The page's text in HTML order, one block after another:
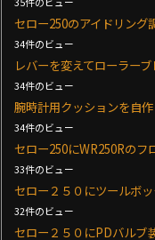
セロー250のアイドリング
34件のビュー
レバーを変えてローラー
34件のビュー
腕時計用クッションを自作
34件のビュー
セロー250にWR250Rの
33件のビュー
セロー２５０にツール
32件のビュー
セロー２５０にPDバルブ